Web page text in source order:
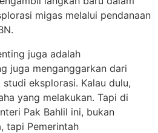
migas melalui pendanaan
juga adalah
juga menganggarkan dari
eksplorasi. Kalau dulu,
yang melakukan. Tapi di
Pak Bahlil ini, bukan
tapi Pemerintah